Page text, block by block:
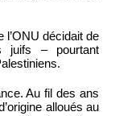
l’ONU décidait de
juifs – pourtant
Au fil des ans
alloués au